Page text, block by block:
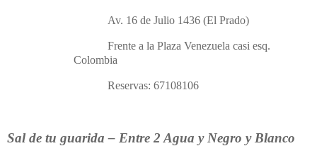
Av. 16 de Julio 1436 (El Prado)
Frente a la Plaza Venezuela casi esq.
Colombia
Reservas: 67108106
Sal de tu guarida – Entre 2 Agua y Negro y Blanco